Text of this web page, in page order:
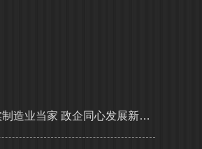
凝心聚力做实制造业当家 政企同心发展新质生产力|省、市多部门联合调研组莅临高登铝业调研指导